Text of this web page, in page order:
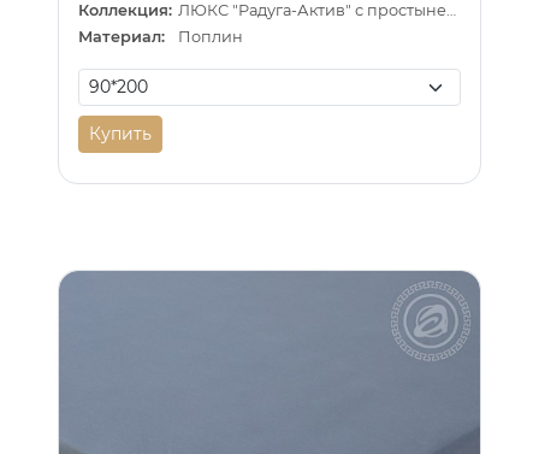
Коллекция:
ЛЮКС "Радуга-Актив" с простыней на резинке
Материал:
Поплин
Купить